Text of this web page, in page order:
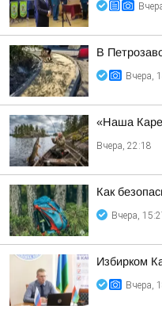
В
Вчера,
«Наша
Вчера, 22:18
Как
Вчера,
Избирком
Вчера,